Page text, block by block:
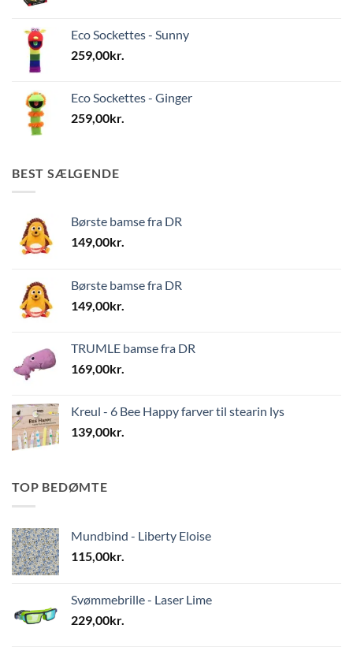
Eco Sockettes - Sunny
259,00kr.
Eco Sockettes - Ginger
259,00kr.
BEST SÆLGENDE
Børste bamse fra DR
149,00kr.
Børste bamse fra DR
149,00kr.
TRUMLE bamse fra DR
169,00kr.
Kreul - 6 Bee Happy farver til stearin lys
139,00kr.
TOP BEDØMTE
Mundbind - Liberty Eloise
115,00kr.
Svømmebrille - Laser Lime
229,00kr.